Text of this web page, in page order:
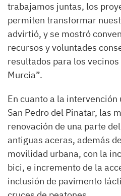
trabajamos juntas, los
permiten transformar
advirtió, y se mostró
recursos y voluntades
resultados para los vecinos
Murcia”.
En cuanto a la
San Pedro del Pinatar, las
renovación de una parte
antiguas aceras, además
movilidad urbana, con la
bici, e incremento de la
inclusión de pavimento